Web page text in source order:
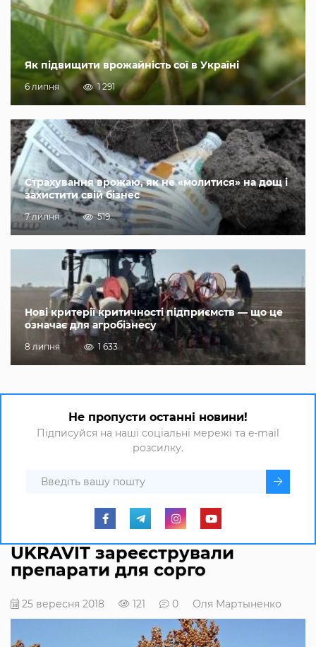
Як підвищити врожайність сої в Україні
6 липня 1 291
Страхування врожаю, як не «молитися» на дощ і
захистити свій бізнес
7 липня 519
Нові критерії критичності підприємств — що це
означає для агробізнесу
8 липня 1 633
Не пропусти останні новини!
Підписуйся на наші соціальні мережі та e-mail
розсилку.
UKRAVIT зареєстрували
препарати для сорго
25 вересня 2018 121 0 Оля Мартыненко